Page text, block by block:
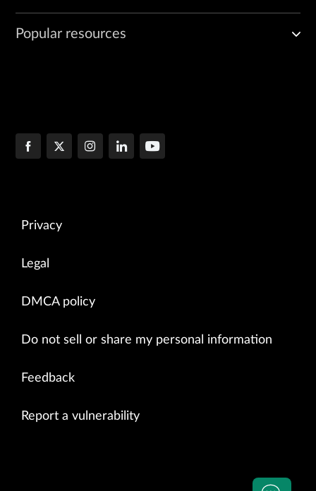
Popular resources
Privacy
Legal
DMCA policy
Do not sell or share my personal information
Feedback
Report a vulnerability